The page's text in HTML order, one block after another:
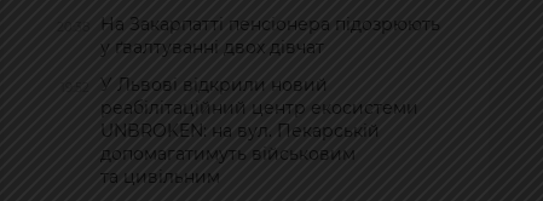
На Закарпатті пенсіонера підозрюють
у ґвалтуванні двох дівчат
У Львові відкрили новий
реабілітаційний центр екосистеми
UNBROKEN: на вул. Пекарській
допомагатимуть військовим
та цивільним